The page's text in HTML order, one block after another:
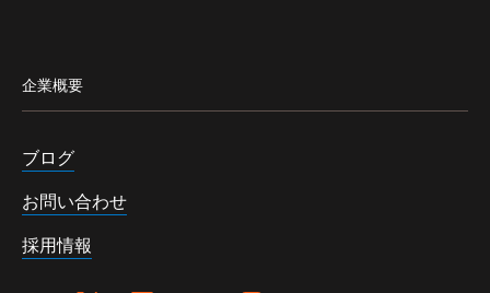
企業概要
ブログ
お問い合わせ
採用情報